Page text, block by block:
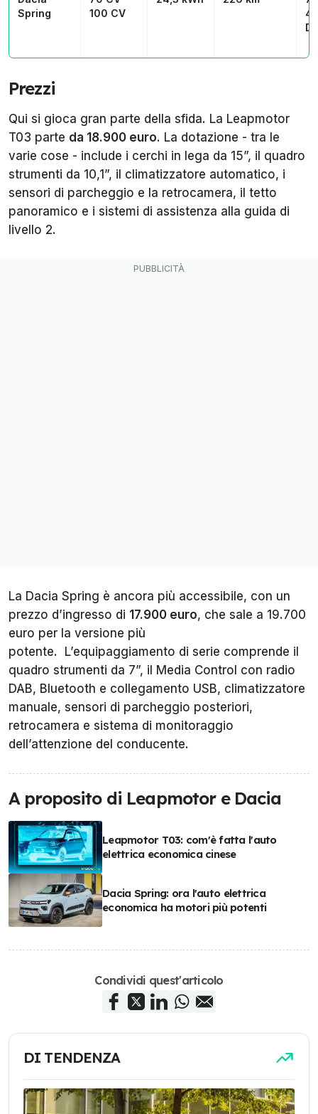
Spring
100 CV
Prezzi
Qui si gioca gran parte della sfida. La Leapmotor
T03 parte da 18.900 euro. La dotazione - tra le
varie cose - include i cerchi in lega da 15”, il quadro
strumenti da 10,1”, il climatizzatore automatico, i
sensori di parcheggio e la retrocamera, il tetto
panoramico e i sistemi di assistenza alla guida di
livello 2.
La Dacia Spring è ancora più accessibile, con un
prezzo d’ingresso di 17.900 euro, che sale a 19.700
euro per la versione più
potente. L’equipaggiamento di serie comprende il
quadro strumenti da 7”, il Media Control con radio
DAB, Bluetooth e collegamento USB, climatizzatore
manuale, sensori di parcheggio posteriori,
retrocamera e sistema di monitoraggio
dell’attenzione del conducente.
A proposito di Leapmotor e Dacia
Leapmotor T03: com'è fatta l'auto
elettrica economica cinese
Dacia Spring: ora l'auto elettrica
economica ha motori più potenti
Condividi quest'articolo
DI TENDENZA